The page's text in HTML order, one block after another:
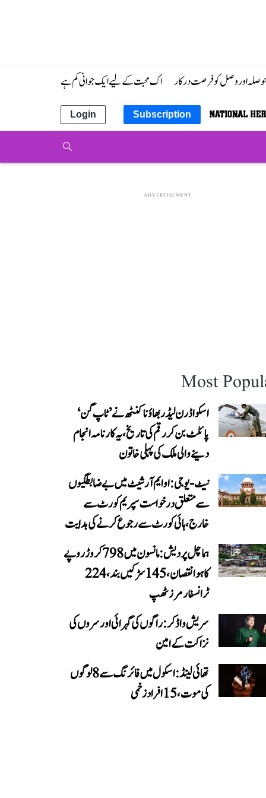
حوصلہ اور وصل کو فرصت درکار اک محبت کے لیے ایک جوانی کم ہے
Subscription
Login
ADVERTISEMENT
Most
اسکواڈرن لیڈر بھاؤنا کنٹھ نے ’ٹاپ گن‘
پائلٹ بن کر رقم کی تاریخ، یہ کارنامہ انجام
دینے والی ملک کی پہلی خاتون
نیٹ-یو جی: او ایم آر شیٹ میں بے ضابطگیوں
سے متعلق درخواست سپریم کورٹ سے
خارج، ہائی کورٹ سے رجوع کرنے کی ہدایت
ہماچل پردیش: مانسون میں 798 کروڑ روپے
کا ہوا نقصان، 145 سڑکیں بند، 224
ٹرانسفارمرز ٹھپ
سریش واڈکر: راگوں کی گہرائی اور سروں کی
نزاکت کے امین
تھائی لینڈ: اسکول میں فائرنگ سے 8 لوگوں
کی موت، 15 افراد زخمی